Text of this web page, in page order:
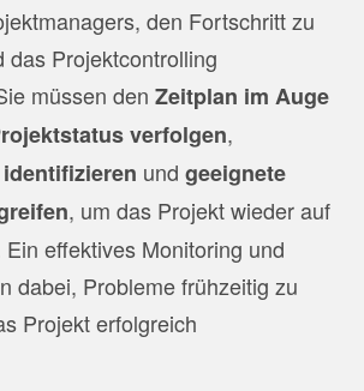
den Fortschritt zu
das Projektcontrolling
müssen den Zeitplan im Auge
verfolgen,
und geeignete
, um das Projekt wieder auf
effektives Monitoring und
dabei, Probleme frühzeitig zu
Projekt erfolgreich